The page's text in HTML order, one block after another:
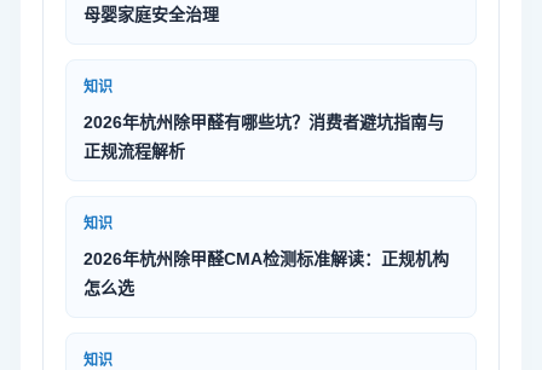
母婴家庭安全治理
知识
2026年杭州除甲醛有哪些坑？消费者避坑指南与
正规流程解析
知识
2026年杭州除甲醛CMA检测标准解读：正规机构
怎么选
知识